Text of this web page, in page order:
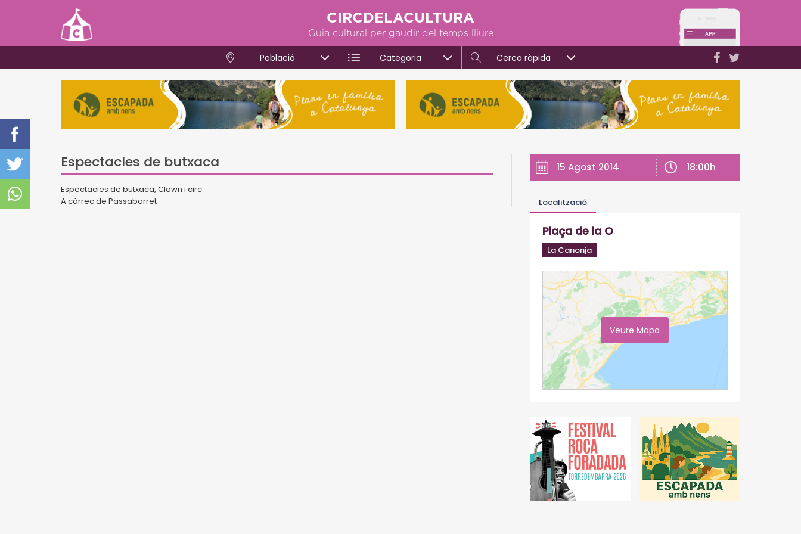
CIRCDELACULTURA
Guia cultural per gaudir del temps lliure
Població Categoria Cerca ràpida
Espectacles de butxaca
Espectacles de butxaca, Clown i circ
A càrrec de Passabarret
15 Agost 2014 18:00h
Localització
Plaça de la O
La Canonja
Veure Mapa